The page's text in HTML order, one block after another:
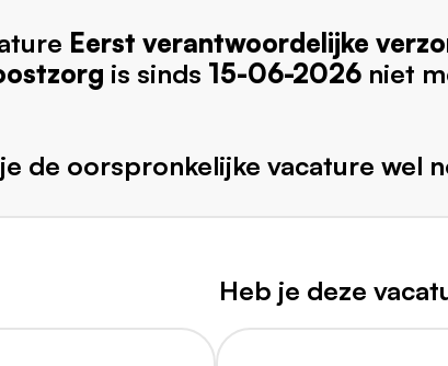
Eerst verantwoordelijke
is sinds 15-06-2026 niet
de oorspronkelijke vacature wel
Heb je deze